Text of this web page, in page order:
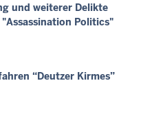
und weiterer Delikte
Politics"
“Deutzer Kirmes”